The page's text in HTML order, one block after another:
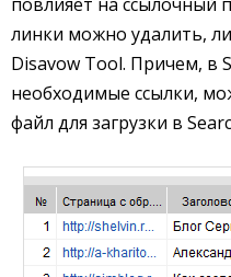
повлияет на ссылочный
линки можно удалить,
Disavow Tool. Причем, в
необходимые ссылки,
файл для загрузки в